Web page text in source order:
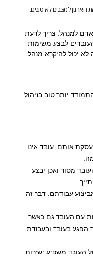
הארגון למצבים לא טובים.
למנהל. צריך לדעת
לבצע משימות
יכול להיקרא מנהל.
יותר טוב בניהול
אותם. עובד אינו
מסור ואכן יבצע
עבודתם. דבר זה
עם העובד גם כאשר
הפגע בעובד ובעבודת
העובד משפיע ישירות